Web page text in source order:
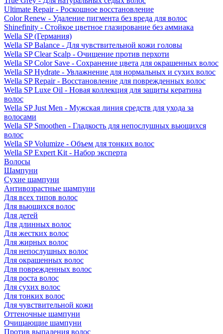
Ultimate Repair - Роскошное восстановление
Color Renew - Удаление пигмента без вреда для волос
Shinefinity - Стойкое цветное глазирование без аммиака
Wella SP (Германия)
Wella SP Balance - Для чувствительной кожи головы
Wella SP Clear Scalp - Очищение против перхоти
Wella SP Color Save - Сохранение цвета для окрашенных волос
Wella SP Hydrate - Увлажнение для нормальных и сухих волос
Wella SP Repair - Восстановление для поврежденных волос
Wella SP Luxe Oil - Новая коллекция для защиты кератина
волос
Wella SP Just Men - Мужская линия средств для ухода за
волосами
Wella SP Smoothen - Гладкость для непослушных вьющихся
волос
Wella SP Volumize - Объем для тонких волос
Wella SP Expert Kit - Набор эксперта
Волосы
Шампуни
Сухие шампуни
Антивозрастные шампуни
Для всех типов волос
Для вьющихся волос
Для детей
Для длинных волос
Для жестких волос
Для жирных волос
Для непослушных волос
Для окрашенных волос
Для поврежденных волос
Для роста волос
Для сухих волос
Для тонких волос
Для чувствительной кожи
Оттеночные шампуни
Очищающие шампуни
Против выпадения волос